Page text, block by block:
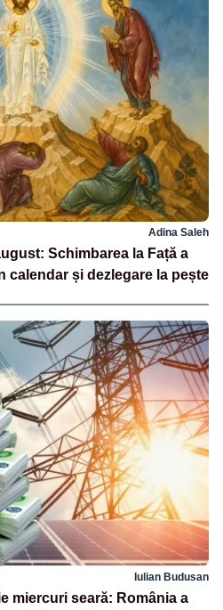
Adina Saleh
Schimbarea la Față a
calendar și dezlegare la pește
Iulian Budusan
miercuri seară: România a